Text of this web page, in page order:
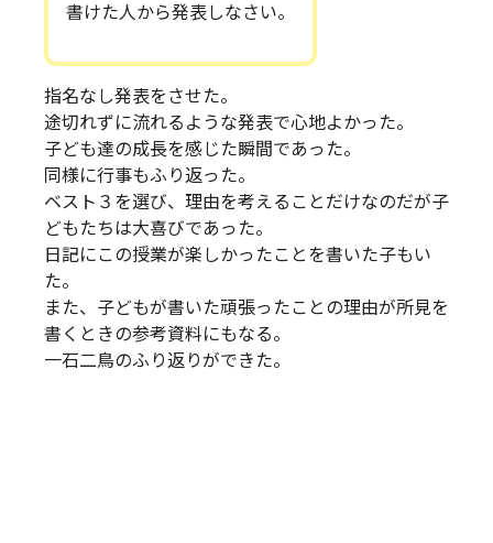
書けた人から発表しなさい。
指名なし発表をさせた。
途切れずに流れるような発表で心地よかった。
子ども達の成長を感じた瞬間であった。
同様に行事もふり返った。
ベスト３を選び、理由を考えることだけなのだが子
どもたちは大喜びであった。
日記にこの授業が楽しかったことを書いた子もい
た。
また、子どもが書いた頑張ったことの理由が所見を
書くときの参考資料にもなる。
一石二鳥のふり返りができた。